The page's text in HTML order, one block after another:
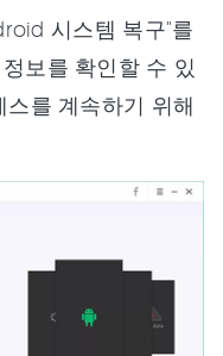
시스템 복구"를
보를 확인할 수 있
를 계속하기 위해